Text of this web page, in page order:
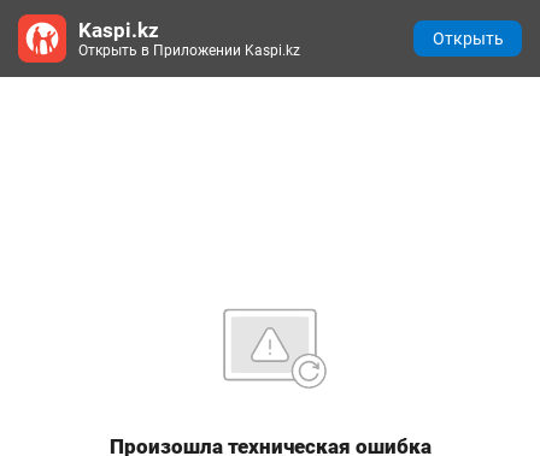
Произошла техническая ошибка
Kaspi.kz
Открыть в Приложении Kaspi.kz
Открыть